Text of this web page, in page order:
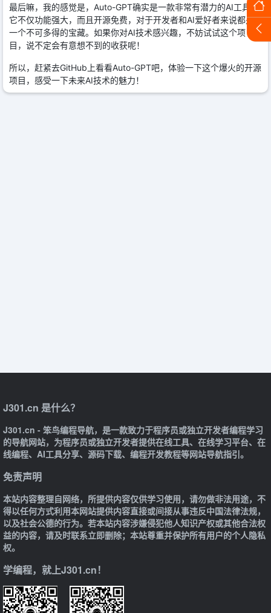
最后嘛，我的感觉是，Auto-GPT确实是一款非常有潜力的AI工具。
它不仅功能强大，而且开源免费，对于开发者和AI爱好者来说都是
一个不可多得的宝藏。如果你对AI技术感兴趣，不妨试试这个项
目，说不定会有意想不到的收获呢！
所以，赶紧去GitHub上看看Auto-GPT吧，体验一下这个爆火的开源
项目，感受一下未来AI技术的魅力！
J301.cn 是什么？
J301.cn - 笨鸟编程导航，是一款致力于程序员或独立开发者编程学习
的导航网站，为程序员或独立开发者提供在线工具、在线学习平台、在
线编程、AI工具分享、源码下载、编程开发教程等网站导航指引。
免责声明
本站内容整理自网络，所提供内容仅供学习使用，请勿做非法用途，不
得以任何方式利用本网站提供内容直接或间接从事违反中国法律法规，
以及社会公德的行为。若本站内容涉嫌侵犯他人知识产权或其他合法权
益的内容，请及时联系立即删除；本站尊重并保护所有用户的个人隐私
权。
学编程，就上J301.cn！